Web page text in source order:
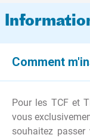
Comment
Pour les TCF et
vous
souhaitez passer